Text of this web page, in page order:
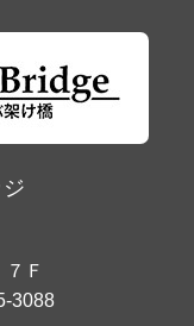
Ｆ
3088